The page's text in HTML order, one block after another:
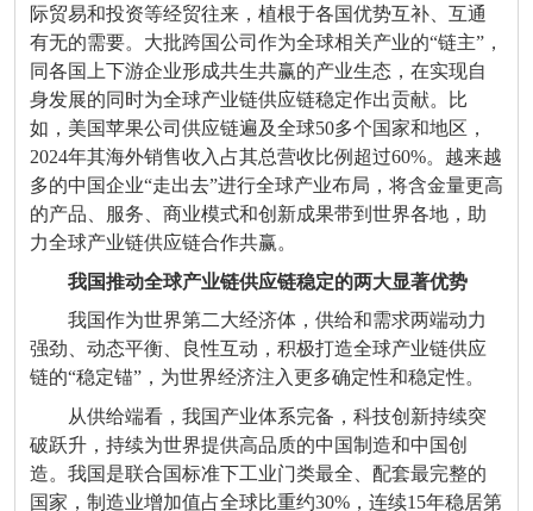
际贸易和投资等经贸往来，植根于各国优势互补、互通
有无的需要。大批跨国公司作为全球相关产业的“链主”，
同各国上下游企业形成共生共赢的产业生态，在实现自
身发展的同时为全球产业链供应链稳定作出贡献。比
如，美国苹果公司供应链遍及全球50多个国家和地区，
2024年其海外销售收入占其总营收比例超过60%。越来越
多的中国企业“走出去”进行全球产业布局，将含金量更高
的产品、服务、商业模式和创新成果带到世界各地，助
力全球产业链供应链合作共赢。
我国推动全球产业链供应链稳定的两大显著优势
我国作为世界第二大经济体，供给和需求两端动力
强劲、动态平衡、良性互动，积极打造全球产业链供应
链的“稳定锚”，为世界经济注入更多确定性和稳定性。
从供给端看，我国产业体系完备，科技创新持续突
破跃升，持续为世界提供高品质的中国制造和中国创
造。我国是联合国标准下工业门类最全、配套最完整的
国家，制造业增加值占全球比重约30%，连续15年稳居第